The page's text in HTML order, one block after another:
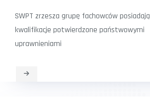
SWPT zrzesza grupę fachowców
kwalifikacje potwierdzone państwowymi
uprawnieniami